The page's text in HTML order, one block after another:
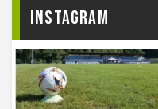
Instagram